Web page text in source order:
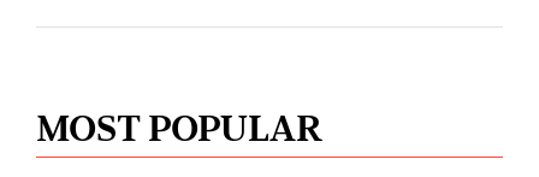
MOST POPULAR